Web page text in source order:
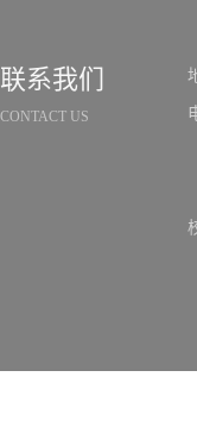
联系我们
CONTACT US